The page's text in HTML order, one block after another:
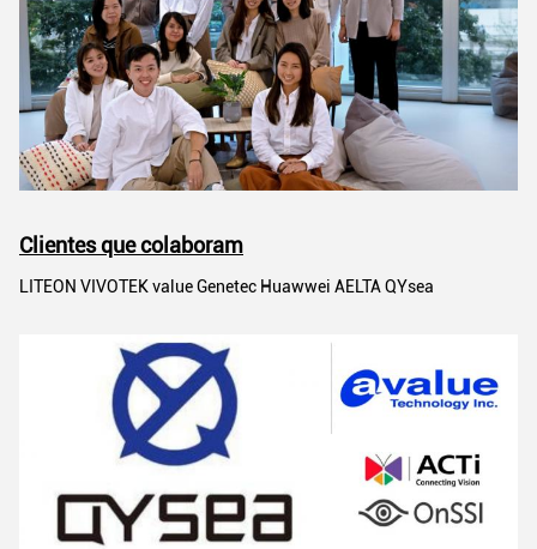
Clientes que colaboram
LITEON VIVOTEK value Genetec Huawwei AELTA QYsea